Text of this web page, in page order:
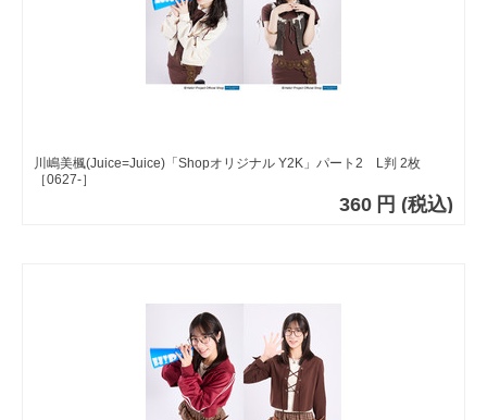
川嶋美楓(Juice=Juice)「Shopオリジナル Y2K」パート2 L判 2枚
［0627-］
360 円 (税込)